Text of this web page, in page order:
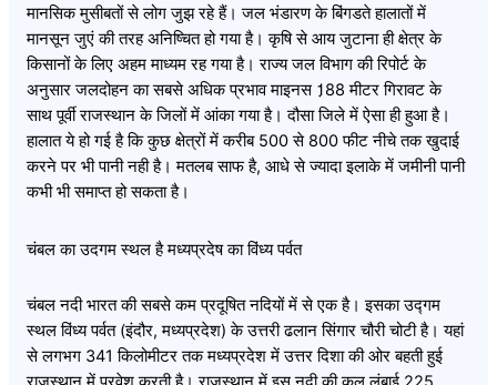
मानसिक मुसीबतों से लोग जुझ रहे हैं। जल भंडारण के बिंगडते हालातों में
मानसून जुएं की तरह अनिष्चित हो गया है। कृषि से आय जुटाना ही क्षेत्र के
किसानों के लिए अहम माध्यम रह गया है। राज्य जल विभाग की रिपोर्ट के
अनुसार जलदोहन का सबसे अधिक प्रभाव माइनस 1़88 मीटर गिरावट के
साथ पूर्वी राजस्थान के जिलों में आंका गया है। दौसा जिले में ऐसा ही हुआ है।
हालात ये हो गई है कि कुछ क्षेत्रों में करीब 500 से 800 फीट नीचे तक खुदाई
करने पर भी पानी नही है। मतलब साफ है, आधे से ज्यादा इलाके में जमीनी पानी
कभी भी समाप्त हो सकता है।
चंबल का उदगम स्थल है मध्यप्रदेष का विंध्य पर्वत
चंबल नदी भारत की सबसे कम प्रदूषित नदियों में से एक है। इसका उद्गम
स्थल विंध्य पर्वत (इंदौर, मध्यप्रदेश) के उत्तरी ढलान सिंगार चौरी चोटी है। यहां
से लगभग 341 किलोमीटर तक मध्यप्रदेश में उत्तर दिशा की ओर बहती हुई